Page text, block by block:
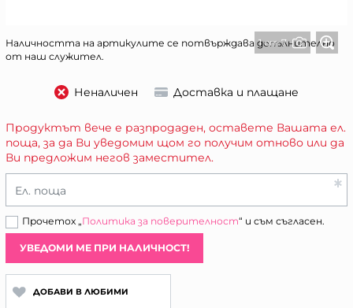
1 от 7
Наличността на артикулите се потвърждава допълнително
от наш служител.
Неналичен Доставка и плащане
Продуктът вече е разпродаден, оставете Вашата ел.
поща, за да Ви уведомим щом го получим отново или да
Ви предложим негов заместител.
Ел. поща
Прочетох „Политика за поверителност“ и съм съгласен.
УВЕДОМИ МЕ ПРИ НАЛИЧНОСТ!
ДОБАВИ В ЛЮБИМИ